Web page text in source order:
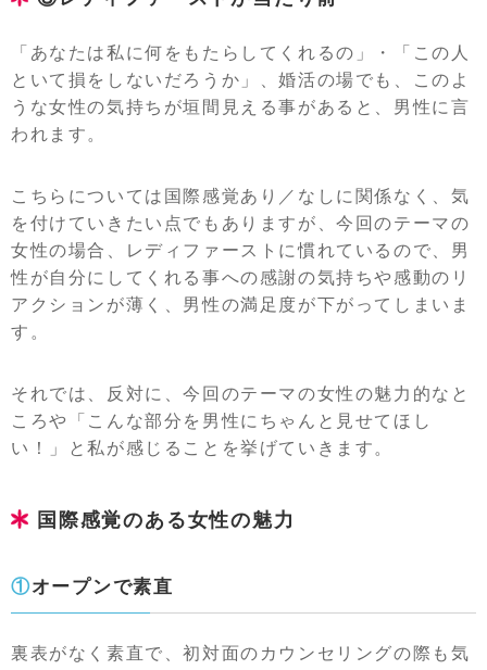
「あなたは私に何をもたらしてくれるの」・「この人
といて損をしないだろうか」、婚活の場でも、このよ
うな女性の気持ちが垣間見える事があると、男性に言
われます。
こちらについては国際感覚あり／なしに関係なく、気
を付けていきたい点でもありますが、今回のテーマの
女性の場合、レディファーストに慣れているので、男
性が自分にしてくれる事への感謝の気持ちや感動のリ
アクションが薄く、男性の満足度が下がってしまいま
す。
それでは、反対に、今回のテーマの女性の魅力的なと
ころや「こんな部分を男性にちゃんと見せてほし
い！」と私が感じることを挙げていきます。
国際感覚のある女性の魅力
①オープンで素直
裏表がなく素直で、初対面のカウンセリングの際も気